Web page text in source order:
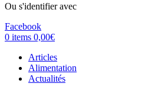
Ou s'identifier avec
Facebook
0 items 0,00€
Articles
Alimentation
Actualités